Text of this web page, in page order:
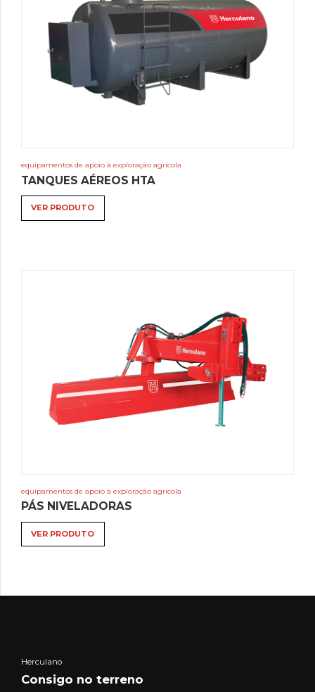
equipamentos de apoio à exploração agrícola
TANQUES AÉREOS HTA
VER PRODUTO
equipamentos de apoio à exploração agrícola
PÁS NIVELADORAS
VER PRODUTO
Herculano
Consigo no terreno